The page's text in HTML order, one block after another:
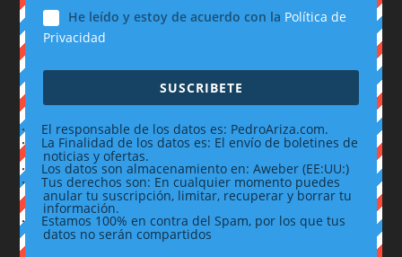
He leído y estoy de acuerdo con la Política de
Privacidad
SUSCRIBETE
· El responsable de los datos es: PedroAriza.com.
· La Finalidad de los datos es: El envío de boletines de
noticias y ofertas.
· Los datos son almacenamiento en: Aweber (EE:UU:)
· Tus derechos son: En cualquier momento puedes
anular tu suscripción, limitar, recuperar y borrar tu
información.
· Estamos 100% en contra del Spam, por los que tus
datos no serán compartidos